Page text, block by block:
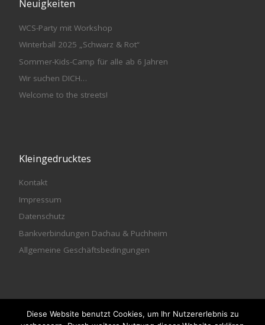
Neuigkeiten
WCS-Party mit Workshop
Winterball 2025 „Schwarz & Rot“
Sommer-Kids-Camp für alle ab 6 Jahren
Wir suchen DICH…
Welcome to the streets!
Kleingedrucktes
Kontakt
Impressum
Datenschutz
Bankverbindungen Dachau & Puchheim
Allgemeine Geschäftsbedingungen
© 2026 meet & DANCE - Die Tanzschule – Alle Rechte
Diese Website benutzt Cookies, um Ihr Nutzererlebnis zu